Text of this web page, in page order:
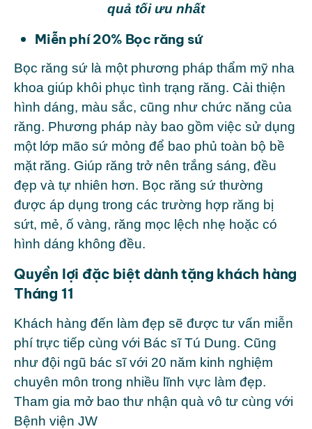
quả tối ưu nhất
Miễn phí 20% Bọc răng sứ
Bọc răng sứ là một phương pháp thẩm mỹ nha
khoa giúp khôi phục tình trạng răng. Cải thiện
hình dáng, màu sắc, cũng như chức năng của
răng. Phương pháp này bao gồm việc sử dụng
một lớp mão sứ mỏng để bao phủ toàn bộ bề
mặt răng. Giúp răng trở nên trắng sáng, đều
đẹp và tự nhiên hơn. Bọc răng sứ thường
được áp dụng trong các trường hợp răng bị
sứt, mẻ, ố vàng, răng mọc lệch nhẹ hoặc có
hình dáng không đều.
Quyền lợi đặc biệt dành tặng khách hàng
Tháng 11
Khách hàng đến làm đẹp sẽ được tư vấn miễn
phí trực tiếp cùng với Bác sĩ Tú Dung. Cũng
như đội ngũ bác sĩ với 20 năm kinh nghiệm
chuyên môn trong nhiều lĩnh vực làm đẹp.
Tham gia mở bao thư nhận quà vô tư cùng với
Bệnh viện JW